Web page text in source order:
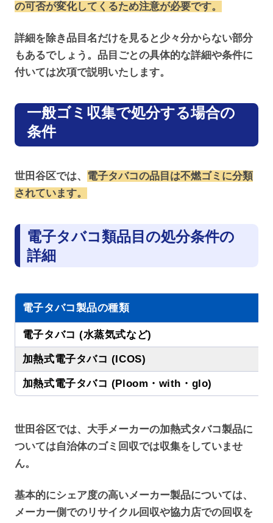
の可否が変化してくるため注意が必要です。
詳細を除き品目名だけを見ると少々分からない部分
もあるでしょう。品目ごとの具体的な詳細や条件に
付いては次項で説明いたします。
一般ゴミ収集で処分する場合の
条件
世田谷区では、 電子タバコの品目は不燃ゴミに分類
されています。
電子タバコ類品目の処分条件の
詳細
電子タバコ製品の種類
電子タバコ (水蒸気式など)
加熱式電子タバコ (ICOS)
加熱式電子タバコ (Ploom・with・glo)
世田谷区では、大手メーカーの加熱式タバコ製品に
ついては自治体のゴミ回収では収集をしていませ
ん。
基本的にシェア度の高いメーカー製品については、
メーカー側でのリサイクル回収や協力店での回収を